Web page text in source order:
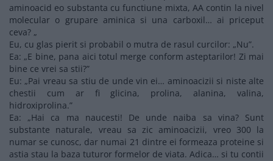
aminoacid eo substanta cu functiune mixta, AA contin la nivel
molecular o grupare aminica si una carboxil… ai priceput
ceva? „
Eu, cu glas pierit si probabil o mutra de rasul curcilor: „Nu”.
Ea: „E bine, pana aici totul merge conform asteptarilor! Zi mai
bine ce vrei sa stii?”
Eu: „Pai vreau sa stiu de unde vin ei… aminoacizii si niste alte
chestii cum ar fi glicina, prolina, alanina, valina,
hidroxiprolina.”
Ea: „Hai ca ma naucesti! De unde naiba sa vina? Sunt
substante naturale, vreau sa zic aminoacizii, vreo 300 la
numar se cunosc, dar numai 21 dintre ei formeaza proteine si
astia stau la baza tuturor formelor de viata. Adica… si tu contii